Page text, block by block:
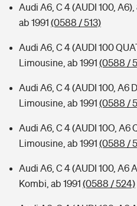
Audi A6, C 4 (AUDI 100,
ab 1991 (0588 / 513)
Audi A6, C 4 (AUDI 100
Limousine, ab 1991 (0588 /
Audi A6, C 4 (AUDI 100, A6
Limousine, ab 1991 (0588 /
Audi A6, C 4 (AUDI 10O, A6
Limousine, ab 1991 (0588 /
Audi A6, C 4 (AUDI 100, A6
Kombi, ab 1991 (0588 / 524)